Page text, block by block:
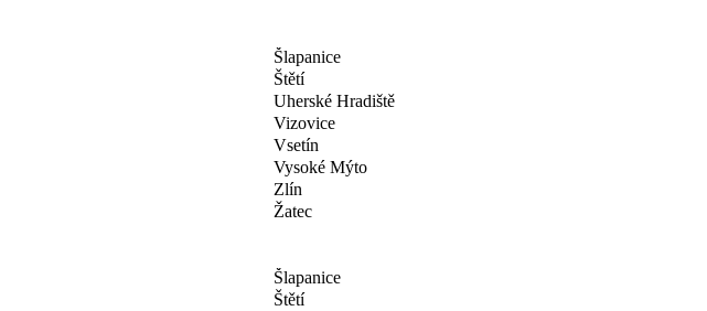
Šlapanice
Štětí
Uherské Hradiště
Vizovice
Vsetín
Vysoké Mýto
Zlín
Žatec
Šlapanice
Štětí